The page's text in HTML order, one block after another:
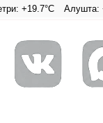
Алушта: +28.4°C